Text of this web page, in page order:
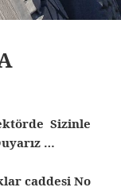
Sizinle
…
caddesi No